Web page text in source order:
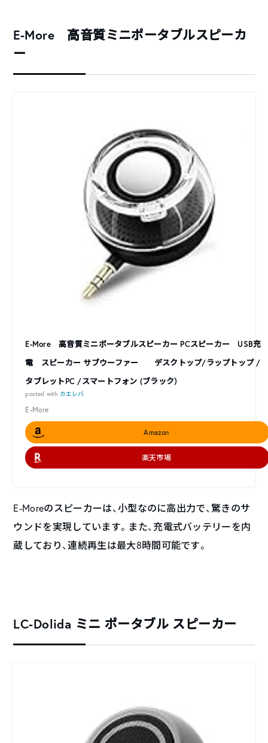
E-More 高音質ミニポータブルスピーカ
ー
E-More 高音質ミニポータブルスピーカー PCスピーカー USB充
電 スピーカー サブウーファー デスクトップ/ラップトップ /
タブレットPC /スマートフォン (ブラック）
posted with カエレバ
E-More
Amazon
楽天市場
E-Moreのスピーカーは、小型なのに高出力で、驚きのサ
ウンドを実現しています。また、充電式バッテリーを内
蔵しており、連続再生は最大8時間可能です。
LC-Dolida ミニ ポータブル スピーカー